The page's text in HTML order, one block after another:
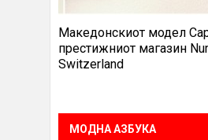
Македонскиот модел
престижниот магазин
Switzerland
МОДНА АЗБУКА